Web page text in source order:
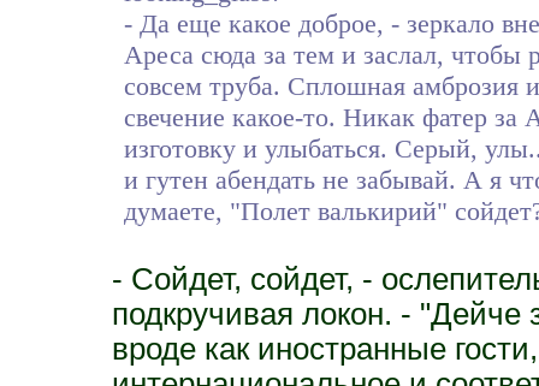
- Да еще какое доброе, - зеркало
Ареса сюда за тем и заслал,
совсем труба. Сплошная амброзия
свечение какое-то. Никак фатер
изготовку и улыбаться. Серый,
и гутен абендать не забывай. А я
думаете, "Полет валькирий"
- Сойдет, сойдет, -
подкручивая локон. - "Дейче
вроде как иностранные